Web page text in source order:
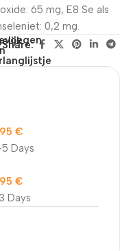
65 mg, E8 Se als
0,2 mg.
Share:
Days
€
Days
€